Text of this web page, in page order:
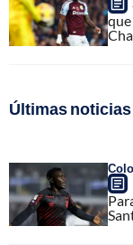
Últimas noticias